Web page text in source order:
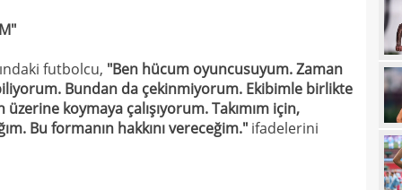
futbolcu, "Ben hücum oyuncusuyum. Zaman
Bundan da çekinmiyorum. Ekibimle birlikte
koymaya çalışıyorum. Takımım için,
Bu formanın hakkını vereceğim." ifadelerini
ret!